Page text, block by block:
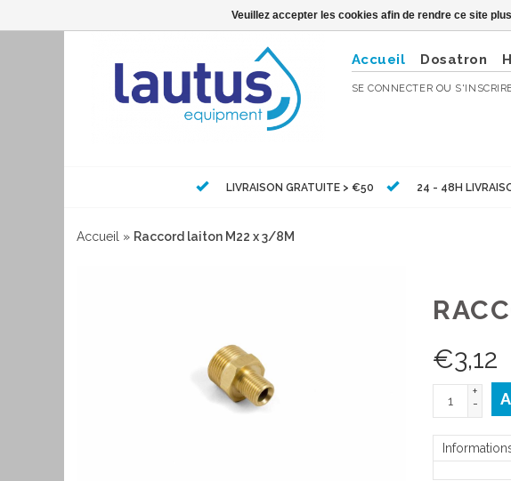
Accueil Dosatron
SE CONNECTER OU
LIVRAISON GRATUITE > €50 24 - 48H
Accueil » Raccord laiton M22 x 3/8M
€3,12
+
-
Veuillez accepter les cookies afin de rendre ce site